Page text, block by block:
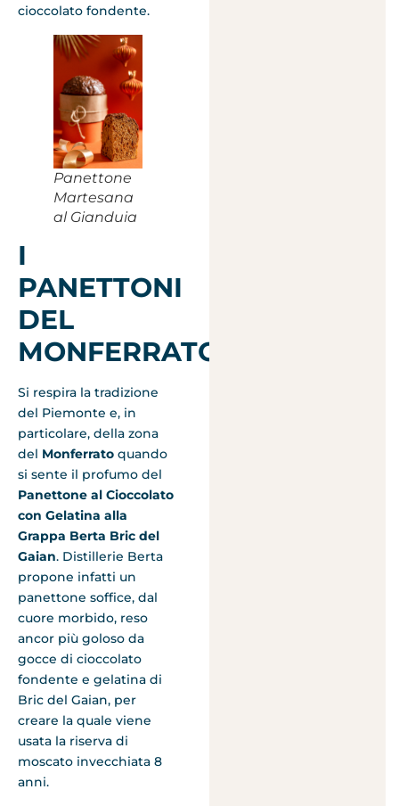
cioccolato fondente.
Panettone
Martesana
al Gianduia
I
PANETTONI
DEL
MONFERRATO
Si respira la tradizione
del Piemonte e, in
particolare, della zona
del Monferrato quando
si sente il profumo del
Panettone al Cioccolato
con Gelatina alla
Grappa Berta Bric del
Gaian. Distillerie Berta
propone infatti un
panettone soffice, dal
cuore morbido, reso
ancor più goloso da
gocce di cioccolato
fondente e gelatina di
Bric del Gaian, per
creare la quale viene
usata la riserva di
moscato invecchiata 8
anni.